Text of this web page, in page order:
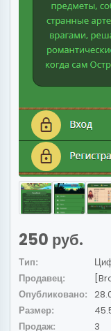
250 руб.
Тип:
Продавец:
Опубликовано:
Размер:
Продаж:
3